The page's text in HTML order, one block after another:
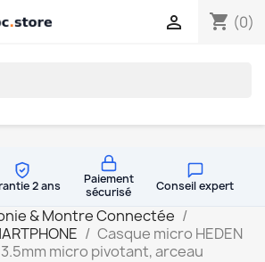
shopping_cart (0)

2 ans
Paiement
sécurisé
Conseil expert
& Montre Connectée
Casque micro HEDEN
micro pivotant, arceau